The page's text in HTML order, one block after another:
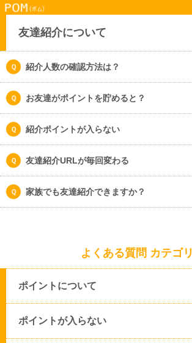
友達紹介について
紹介人数の確認方法は？
お友達がポイントを貯めると？
紹介ポイントが入らない
友達紹介URLが毎回変わる
家族でも友達紹介できますか？
よくある質問 カテゴリ
ポイントについて
ポイントが入らない